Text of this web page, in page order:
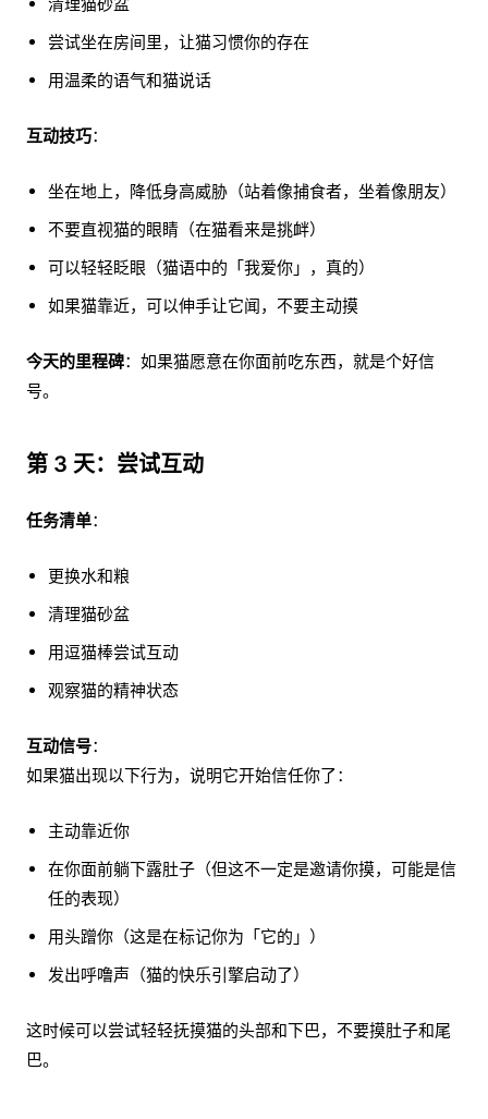
尝试坐在房间里，让猫习惯你的存在
用温柔的语气和猫说话
互动技巧：
坐在地上，降低身高威胁（站着像捕食者，坐着像朋友）
不要直视猫的眼睛（在猫看来是挑衅）
可以轻轻眨眼（猫语中的「我爱你」，真的）
如果猫靠近，可以伸手让它闻，不要主动摸
今天的里程碑：如果猫愿意在你面前吃东西，就是个好信
号。
第 3 天：尝试互动
任务清单：
更换水和粮
清理猫砂盆
用逗猫棒尝试互动
观察猫的精神状态
互动信号：
如果猫出现以下行为，说明它开始信任你了：
主动靠近你
在你面前躺下露肚子（但这不一定是邀请你摸，可能是信
任的表现）
用头蹭你（这是在标记你为「它的」）
发出呼噜声（猫的快乐引擎启动了）
这时候可以尝试轻轻抚摸猫的头部和下巴，不要摸肚子和尾
巴。